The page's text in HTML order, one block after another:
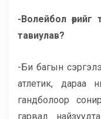
-Волейбол өөрийг
тавиулав?
-Би багын
атлетик, дараа
гандболоор
гарвал